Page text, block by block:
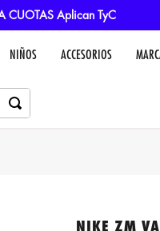
CUOTAS Aplican TyC
NIÑOS ACCESORIOS
NIKE ZM